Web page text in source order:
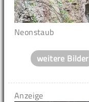
Neonstaub
weitere Bilder
Anzeige